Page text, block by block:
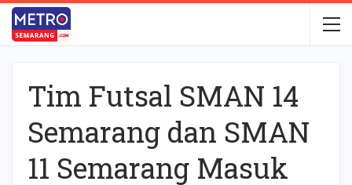
Tim Futsal SMAN 14
Semarang dan SMAN
11 Semarang Masuk